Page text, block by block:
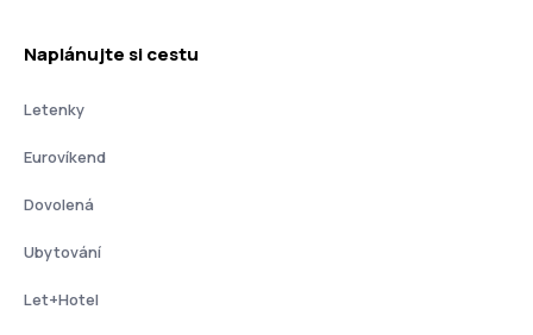
Naplánujte si cestu
Letenky
Eurovíkend
Dovolená
Ubytování
Let+Hotel